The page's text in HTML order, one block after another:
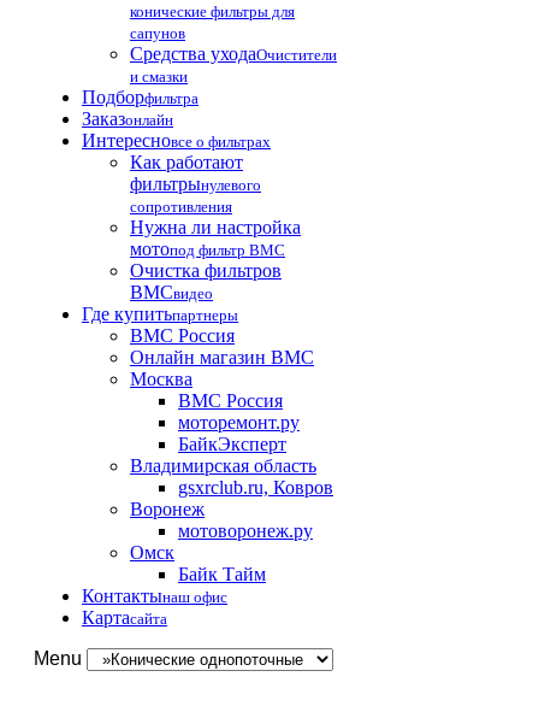
конические фильтры для
сапунов
Средства уходаОчистители
и смазки
Подборфильтра
Заказонлайн
Интересновсе о фильтрах
Как работают
фильтрынулевого
сопротивления
Нужна ли настройка
мотопод фильтр BMC
Очистка фильтров
BMCвидео
Где купитьпартнеры
BMC Россия
Онлайн магазин BMC
Москва
BMC Россия
моторемонт.ру
БайкЭксперт
Владимирская область
gsxrclub.ru, Ковров
Воронеж
мотоворонеж.ру
Омск
Байк Тайм
Контактынаш офис
Картасайта
Menu